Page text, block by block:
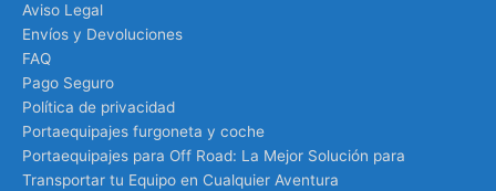
Aviso Legal
Envíos y Devoluciones
FAQ
Pago Seguro
Política de privacidad
Portaequipajes furgoneta y coche
Portaequipajes para Off Road: La Mejor Solución para
Transportar tu Equipo en Cualquier Aventura